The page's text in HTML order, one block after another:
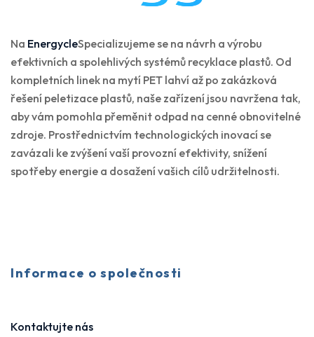
Na EnergycleSpecializujeme se na návrh a výrobu
efektivních a spolehlivých systémů recyklace plastů. Od
kompletních linek na mytí PET lahví až po zakázková
řešení peletizace plastů, naše zařízení jsou navržena tak,
aby vám pomohla přeměnit odpad na cenné obnovitelné
zdroje. Prostřednictvím technologických inovací se
zavázali ke zvýšení vaší provozní efektivity, snížení
spotřeby energie a dosažení vašich cílů udržitelnosti.
Informace o společnosti
Kontaktujte nás